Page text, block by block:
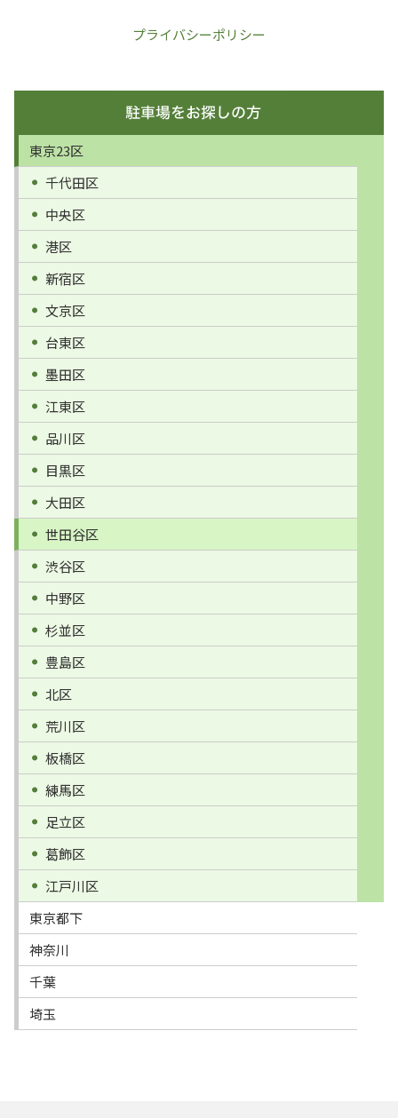
プライバシーポリシー
東京23区
千代田区
中央区
港区
新宿区
文京区
台東区
墨田区
江東区
品川区
目黒区
大田区
世田谷区
渋谷区
中野区
杉並区
豊島区
北区
荒川区
板橋区
練馬区
足立区
葛飾区
江戸川区
東京都下
神奈川
千葉
埼玉